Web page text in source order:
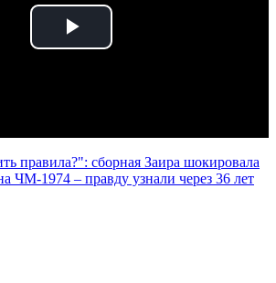
Play
правила?": сборная Заира шокировала
ЧМ-1974 – правду узнали через 36 лет